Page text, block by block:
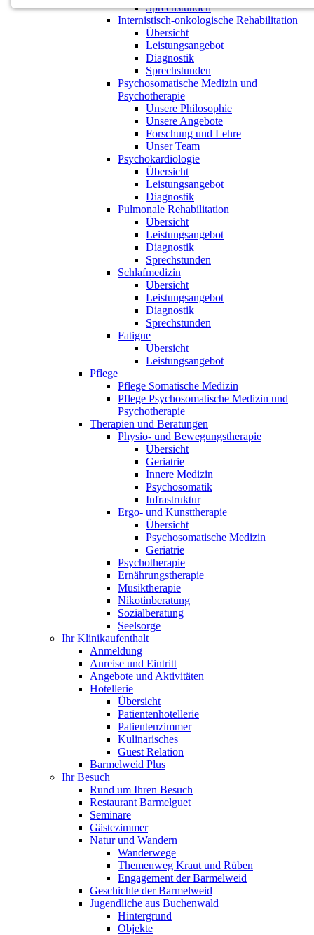
Sprechstunden
Internistisch-onkologische Rehabilitation
Übersicht
Leistungsangebot
Diagnostik
Sprechstunden
Psychosomatische Medizin und
Psychotherapie
Unsere Philosophie
Unsere Angebote
Forschung und Lehre
Unser Team
Psychokardiologie
Übersicht
Leistungsangebot
Diagnostik
Pulmonale Rehabilitation
Übersicht
Leistungsangebot
Diagnostik
Sprechstunden
Schlafmedizin
Übersicht
Leistungsangebot
Diagnostik
Sprechstunden
Fatigue
Übersicht
Leistungsangebot
Pflege
Pflege Somatische Medizin
Pflege Psychosomatische Medizin und
Psychotherapie
Therapien und Beratungen
Physio- und Bewegungstherapie
Übersicht
Geriatrie
Innere Medizin
Psychosomatik
Infrastruktur
Ergo- und Kunsttherapie
Übersicht
Psychosomatische Medizin
Geriatrie
Psychotherapie
Ernährungstherapie
Musiktherapie
Nikotinberatung
Sozialberatung
Seelsorge
Ihr Klinikaufenthalt
Anmeldung
Anreise und Eintritt
Angebote und Aktivitäten
Hotellerie
Übersicht
Patientenhotellerie
Patientenzimmer
Kulinarisches
Guest Relation
Barmelweid Plus
Ihr Besuch
Rund um Ihren Besuch
Restaurant Barmelguet
Seminare
Gästezimmer
Natur und Wandern
Wanderwege
Themenweg Kraut und Rüben
Engagement der Barmelweid
Geschichte der Barmelweid
Jugendliche aus Buchenwald
Hintergrund
Objekte
Einverständnis-Cookie
Dieses Cookie speichert die vom Benutzer gewählten
Zustimmungsoptionen
Statistik Cookies erfassen Informationen anonym.
Informationen helfen uns zu verstehen, wie unsere
Besucher unsere Website nutzen.
Google Analytics